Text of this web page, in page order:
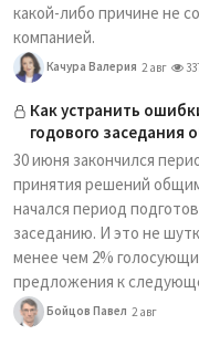
какой-либо причине не
компанией.
Качура Валерия 2 авг
Как устранить
годового заседания
30 июня закончился
принятия решений
начался период
заседанию. И это не
менее чем 2%
предложения к
Бойцов Павел 2 авг